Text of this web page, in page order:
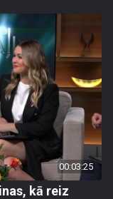
00:03:25
kā reiz